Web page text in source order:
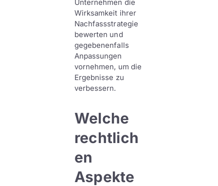
Unternehmen die
Wirksamkeit ihrer
Nachfassstrategie
bewerten und
gegebenenfalls
Anpassungen
vornehmen, um die
Ergebnisse zu
verbessern.
Welche
rechtlich
en
Aspekte